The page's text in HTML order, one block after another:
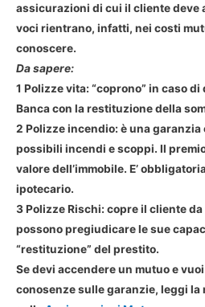
assicurazioni di cui il cliente deve
voci rientrano, infatti, nei costi
conoscere.
Da sapere:
1 Polizze vita: “coprono” in caso
Banca con la restituzione della
2 Polizze incendio: è una garanzia
possibili incendi e scoppi. Il
valore dell’immobile. E’
ipotecario.
3 Polizze Rischi: copre il cliente
possono pregiudicare le sue
“restituzione” del prestito.
Se devi accendere un mutuo e
conosenze sulle garanzie, leggi